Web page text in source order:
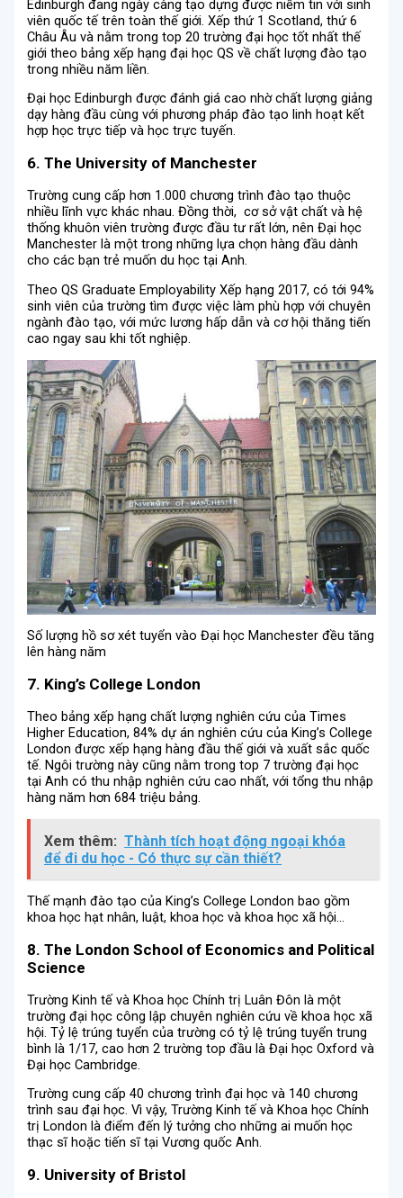
Edinburgh đang ngày càng tạo dựng được niềm tin với sinh
viên quốc tế trên toàn thế giới. Xếp thứ 1 Scotland, thứ 6
Châu Âu và nằm trong top 20 trường đại học tốt nhất thế
giới theo bảng xếp hạng đại học QS về chất lượng đào tạo
trong nhiều năm liền.
Đại học Edinburgh được đánh giá cao nhờ chất lượng giảng
dạy hàng đầu cùng với phương pháp đào tạo linh hoạt kết
hợp học trực tiếp và học trực tuyến.
6. The University of Manchester
Trường cung cấp hơn 1.000 chương trình đào tạo thuộc
nhiều lĩnh vực khác nhau. Đồng thời, cơ sở vật chất và hệ
thống khuôn viên trường được đầu tư rất lớn, nên Đại học
Manchester là một trong những lựa chọn hàng đầu dành
cho các bạn trẻ muốn du học tại Anh.
Theo QS Graduate Employability Xếp hạng 2017, có tới 94%
sinh viên của trường tìm được việc làm phù hợp với chuyên
ngành đào tạo, với mức lương hấp dẫn và cơ hội thăng tiến
cao ngay sau khi tốt nghiệp.
Số lượng hồ sơ xét tuyển vào Đại học Manchester đều tăng
lên hàng năm
7. King’s College London
Theo bảng xếp hạng chất lượng nghiên cứu của Times
Higher Education, 84% dự án nghiên cứu của King’s College
London được xếp hạng hàng đầu thế giới và xuất sắc quốc
tế. Ngôi trường này cũng nằm trong top 7 trường đại học
tại Anh có thu nhập nghiên cứu cao nhất, với tổng thu nhập
hàng năm hơn 684 triệu bảng.
Xem thêm: Thành tích hoạt động ngoại khóa
để đi du học - Có thực sự cần thiết?
Thế mạnh đào tạo của King’s College London bao gồm
khoa học hạt nhân, luật, khoa học và khoa học xã hội…
8. The London School of Economics and Political
Science
Trường Kinh tế và Khoa học Chính trị Luân Đôn là một
trường đại học công lập chuyên nghiên cứu về khoa học xã
hội. Tỷ lệ trúng tuyển của trường có tỷ lệ trúng tuyển trung
bình là 1/17, cao hơn 2 trường top đầu là Đại học Oxford và
Đại học Cambridge.
Trường cung cấp 40 chương trình đại học và 140 chương
trình sau đại học. Vì vậy, Trường Kinh tế và Khoa học Chính
trị London là điểm đến lý tưởng cho những ai muốn học
thạc sĩ hoặc tiến sĩ tại Vương quốc Anh.
9. University of Bristol